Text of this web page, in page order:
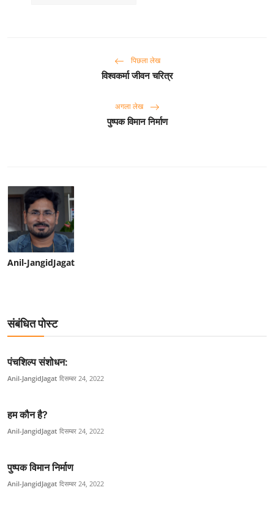
पिछला लेख
विश्वकर्मा जीवन चरित्र
अगला लेख
पुष्पक विमान निर्माण
Anil-JangidJagat
संबंधित पोस्ट
पंचशिल्प संशोधन:
Anil-JangidJagat दिसम्बर 24, 2022
हम कौन है?
Anil-JangidJagat दिसम्बर 24, 2022
पुष्पक विमान निर्माण
Anil-JangidJagat दिसम्बर 24, 2022